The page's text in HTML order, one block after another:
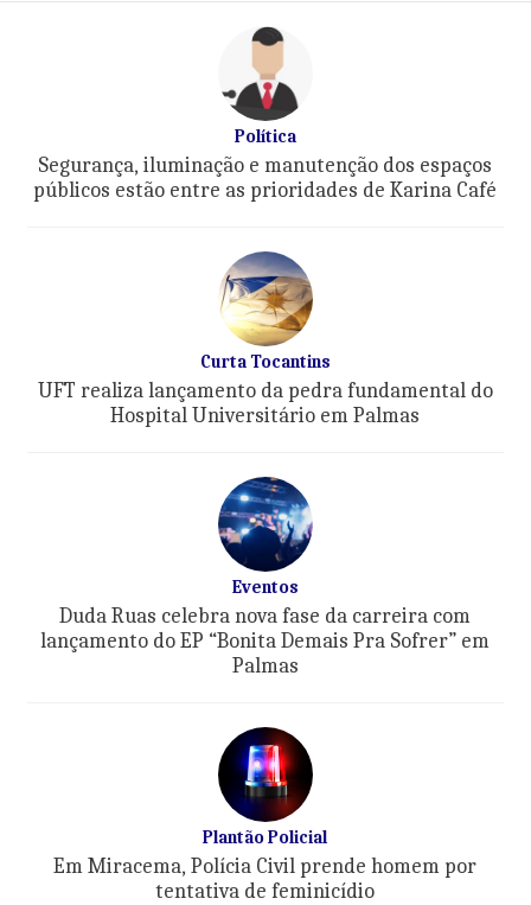
Política
Segurança, iluminação e manutenção dos espaços
públicos estão entre as prioridades de Karina Café
Curta Tocantins
UFT realiza lançamento da pedra fundamental do
Hospital Universitário em Palmas
Eventos
Duda Ruas celebra nova fase da carreira com
lançamento do EP “Bonita Demais Pra Sofrer” em
Palmas
Plantão Policial
Em Miracema, Polícia Civil prende homem por
tentativa de feminicídio